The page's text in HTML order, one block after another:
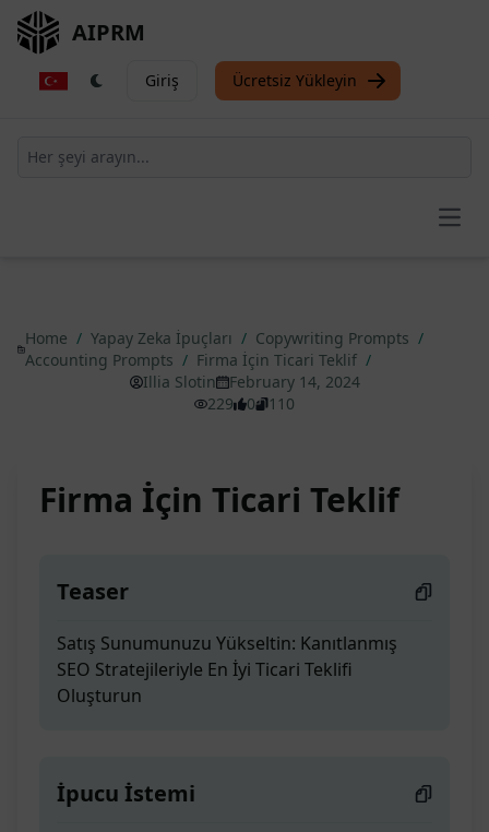
AIPRM
Giriş Ücretsiz Yükleyin
Home / Yapay Zeka İpuçları / Copywriting Prompts /
Accounting Prompts / Firma İçin Ticari Teklif /
Illia Slotin
February 14, 2024
229
0 110
Firma İçin Ticari Teklif
Teaser
Satış Sunumunuzu Yükseltin: Kanıtlanmış
SEO Stratejileriyle En İyi Ticari Teklifi
Oluşturun
İpucu İstemi